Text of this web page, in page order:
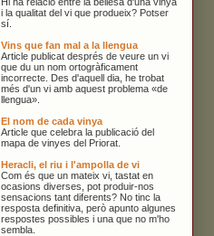
i la qualitat del vi que produeix? Potser
sí.
Vins que fan mal a la llengua
Article publicat després de veure un vi
que du un nom ortogràficament
incorrecte. Des d'aquell dia, he trobat
més d'un vi amb aquest problema «de
llengua».
El nom de cada vinya
Article que celebra la publicació del
mapa de vinyes del Priorat.
Heracli, el riu i l'ampolla de vi
Com és que un mateix vi, tastat en
ocasions diverses, pot produir-nos
sensacions tant diferents? No tinc la
resposta definitiva, però apunto algunes
respostes possibles i una que no m'ho
sembla.